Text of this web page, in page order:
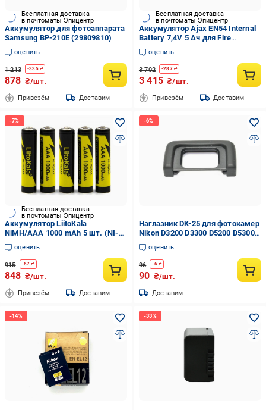
Бесплатная доставка
в почтоматы Эпицентр
Аккумулятор для фотоаппарата
Samsung BP-210E (29809810)
оценить
1 213 -335₴
878 ₴/шт.
Привезём Доставим
Бесплатная доставка
в почтоматы Эпицентр
Аккумулятор Ajax EN54 Internal
Battery 7,4V 5 Ач для Fire
Hub/Fire Rex Черный (30835618)
оценить
3 702 -287₴
3 415 ₴/шт.
Привезём Доставим
Бесплатная доставка
в почтоматы Эпицентр
Аккумулятор LiitoKala
NiMH/AAA 1000 mAh 5 шт. (NI-
10/AAA-5B)
оценить
915 -67 ₴
848 ₴/шт.
Привезём Доставим
Наглазник DK-25 для фотокамер
Nikon D3200 D3300 D5200 D5300
D5500
оценить
96 -6₴
90 ₴/шт.
Доставим